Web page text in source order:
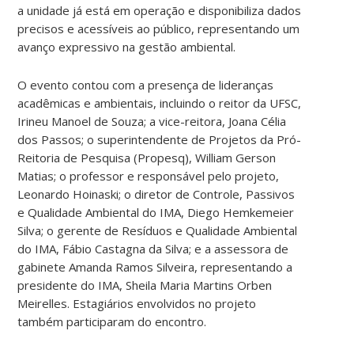
a unidade já está em operação e disponibiliza dados
precisos e acessíveis ao público, representando um
avanço expressivo na gestão ambiental.
O evento contou com a presença de lideranças
acadêmicas e ambientais, incluindo o reitor da UFSC,
Irineu Manoel de Souza; a vice-reitora, Joana Célia
dos Passos; o superintendente de Projetos da Pró-
Reitoria de Pesquisa (Propesq), William Gerson
Matias; o professor e responsável pelo projeto,
Leonardo Hoinaski; o diretor de Controle, Passivos
e Qualidade Ambiental do IMA, Diego Hemkemeier
Silva; o gerente de Resíduos e Qualidade Ambiental
do IMA, Fábio Castagna da Silva; e a assessora de
gabinete Amanda Ramos Silveira, representando a
presidente do IMA, Sheila Maria Martins Orben
Meirelles. Estagiários envolvidos no projeto
também participaram do encontro.